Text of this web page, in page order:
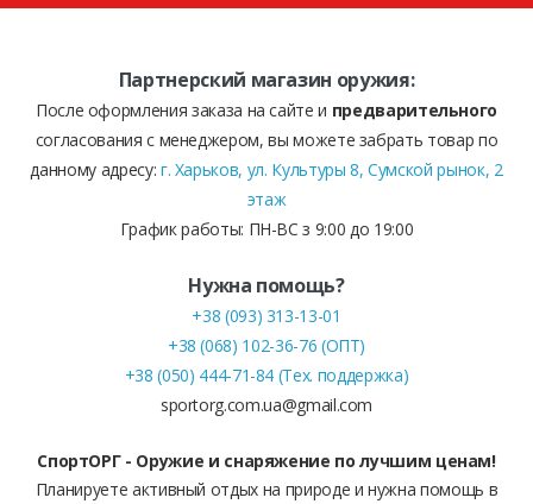
Партнерский магазин оружия:
После оформления заказа на сайте и предварительного
согласования с менеджером, вы можете забрать товар по
данному адресу: г. Харьков, ул. Культуры 8, Сумской рынок, 2
этаж
График работы: ПН-ВС з 9:00 до 19:00
Нужна помощь?
+38 (093) 313-13-01
+38 (068) 102-36-76 (ОПТ)
+38 (050) 444-71-84 (Тех. поддержка)
sportorg.com.ua@gmail.com
СпортОРГ - Оружие и снаряжение по лучшим ценам!
Планируете активный отдых на природе и нужна помощь в